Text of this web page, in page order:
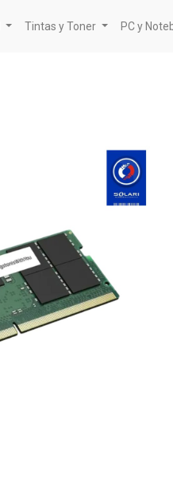
Tintas y Toner PC y